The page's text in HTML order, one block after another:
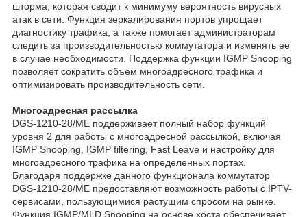
шторма, которая сводит к минимуму вероятность вирусных
атак в сети. Функция зеркалирования портов упрощает
диагностику трафика, а также помогает администраторам
следить за производительностью коммутатора и изменять ее
в случае необходимости. Поддержка функции IGMP Snooping
позволяет сократить объем многоадресного трафика и
оптимизировать производительность сети.
Многоадресная рассылка
DGS-1210-28/ME поддерживает полный набор функций
уровня 2 для работы с многоадресной рассылкой, включая
IGMP Snooping, IGMP filtering, Fast Leave и настройку для
многоадресного трафика на определенных портах.
Благодаря поддержке данного функционала коммутатор
DGS-1210-28/ME предоставляют возможность работы с IPTV-
сервисами, пользующимися растущим спросом на рынке.
Функция IGMP/MLD Snooping на основе хоста обеспечивает